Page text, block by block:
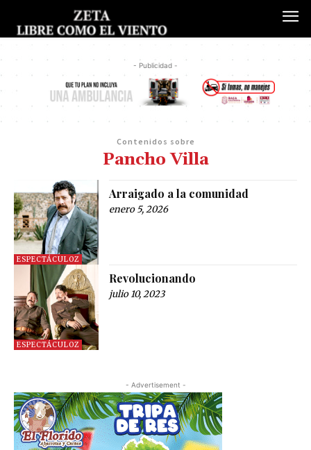
- Publicidad -
Contenidos sobre
Pancho Villa
ESPECTÁCULOZ
Arraigado a la comunidad
enero 5, 2026
ESPECTÁCULOZ
Revolucionando
julio 10, 2023
- Advertisement -